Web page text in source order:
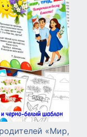
«Мир,